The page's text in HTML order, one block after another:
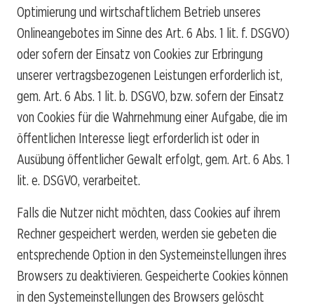
Optimierung und wirtschaftlichem Betrieb unseres
Onlineangebotes im Sinne des Art. 6 Abs. 1 lit. f. DSGVO)
oder sofern der Einsatz von Cookies zur Erbringung
unserer vertragsbezogenen Leistungen erforderlich ist,
gem. Art. 6 Abs. 1 lit. b. DSGVO, bzw. sofern der Einsatz
von Cookies für die Wahrnehmung einer Aufgabe, die im
öffentlichen Interesse liegt erforderlich ist oder in
Ausübung öffentlicher Gewalt erfolgt, gem. Art. 6 Abs. 1
lit. e. DSGVO, verarbeitet.
Falls die Nutzer nicht möchten, dass Cookies auf ihrem
Rechner gespeichert werden, werden sie gebeten die
entsprechende Option in den Systemeinstellungen ihres
Browsers zu deaktivieren. Gespeicherte Cookies können
in den Systemeinstellungen des Browsers gelöscht